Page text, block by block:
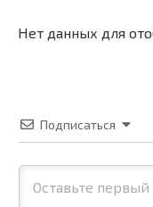
Нет данных для
Подписаться